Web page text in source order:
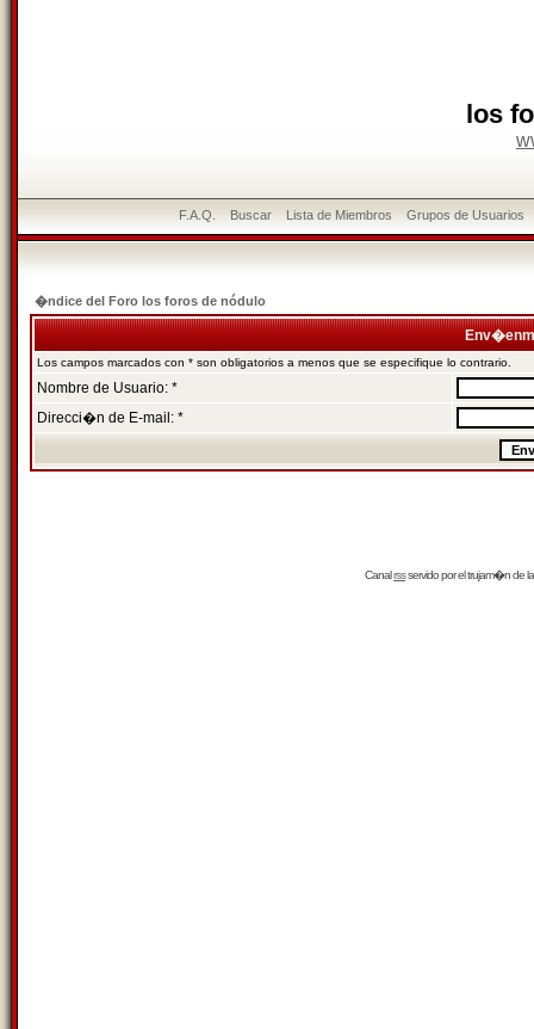
los
F.A.Q. Buscar Lista de Miembros Grupos de Usuarios
�ndice del Foro los foros de nódulo
Los campos marcados con * son obligatorios a menos que se especifique lo contrario.
Nombre de Usuario: *
Direcci�n de E-mail: *
Canalrssservido por eltrujam�nde